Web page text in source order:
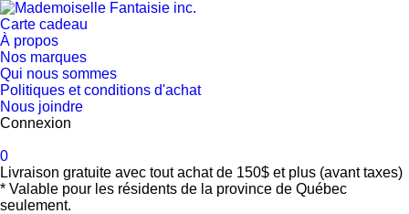
Carte cadeau
À propos
Nos marques
Qui nous sommes
Politiques et conditions d'achat
Nous joindre
Connexion
0
Livraison gratuite avec tout achat de 150$ et plus (avant taxes)
* Valable pour les résidents de la province de Québec
seulement.